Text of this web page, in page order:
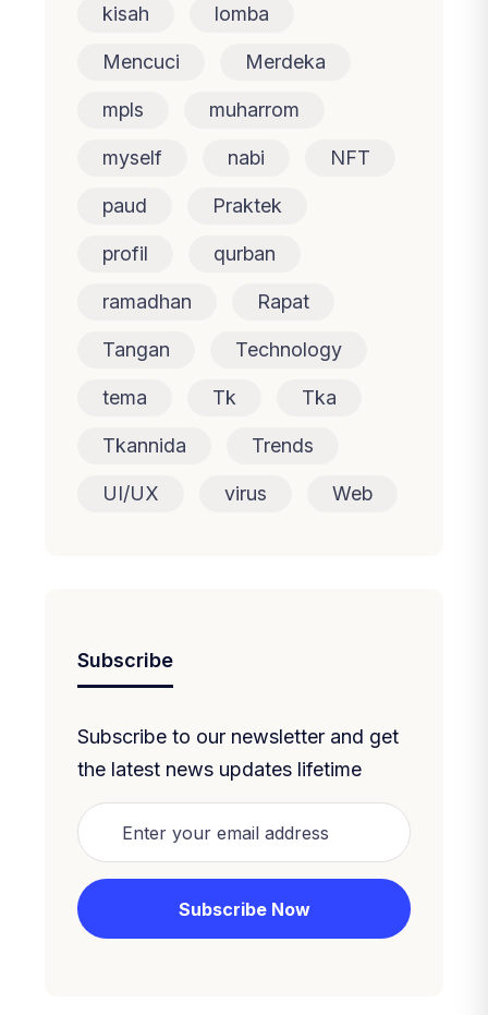
kisah lomba
Mencuci Merdeka
mpls muharrom
myself nabi NFT
paud Praktek
profil qurban
ramadhan Rapat
Tangan Technology
tema Tk Tka
Tkannida Trends
UI/UX virus Web
Subscribe
Subscribe to our newsletter and get
the latest news updates lifetime